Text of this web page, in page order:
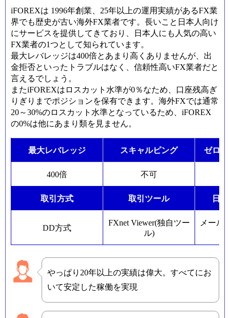
iFOREXは 1996年創業、25年以上の運用実績があるFX業
界でも歴史が古い海外FX業者です。長いこと日本人向け
にサービスを提供してきており、日本人にも人気の高い
FX業者の1つとして知られています。
最大レバレッジは400倍とあまり高くありませんが、出
金拒否といったトラブルはなく、信頼性高いFX業者だと
言えるでしょう。
またiFOREXはロスカット水準が0％なため、口座残高ぎ
りぎりまでポジションを保有できます。海外FXでは通常
20～30%のロスカット水準となっているため、iFOREX
の0%は他にあまり類を見ません。
最大レバレッジ スキャルピング ゼロ
400倍 不可
取引方式 取引ツール 日
DD方式
FXnet Viewer(独自ツー
ル)
メール
やっぱり20年以上の実績は偉大。すべてにお
いて安定した稼働を実現